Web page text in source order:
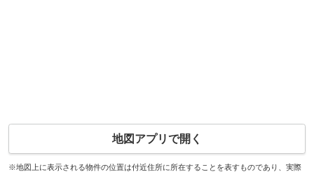
地図アプリで開く
※地図上に表示される物件の位置は付近住所に所在することを表すものであり、実際